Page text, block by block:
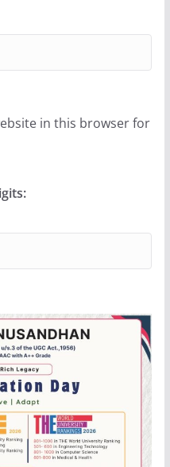
in this browser for